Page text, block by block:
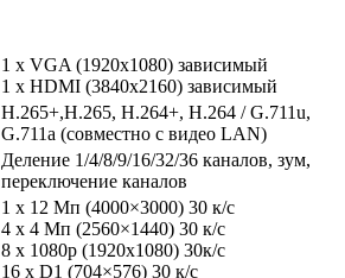
1 x VGA (1920x1080) зависимый
1 x HDMI (3840x2160) зависимый
H.265+,H.265, H.264+, H.264 / G.711u,
G.711a (cовместно с видео LAN)
Деление 1/4/8/9/16/32/36 каналов, зум,
переключение каналов
1 x 12 Мп (4000×3000) 30 к/с
4 х 4 Мп (2560×1440) 30 к/с
8 х 1080р (1920x1080) 30к/с
16 х D1 (704×576) 30 к/с